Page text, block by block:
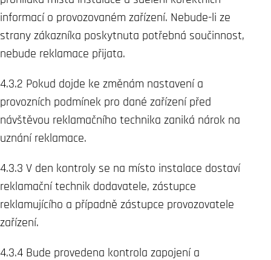
informací o provozovaném zařízení. Nebude-li ze
strany zákazníka poskytnuta potřebná součinnost,
nebude reklamace přijata.
4.3.2 Pokud dojde ke změnám nastavení a
provozních podmínek pro dané zařízení před
návštěvou reklamačního technika zaniká nárok na
uznání reklamace.
4.3.3 V den kontroly se na místo instalace dostaví
reklamační technik dodavatele, zástupce
reklamujícího a případně zástupce provozovatele
zařízení.
4.3.4 Bude provedena kontrola zapojení a